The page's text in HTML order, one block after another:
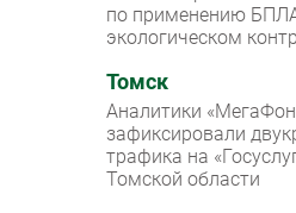
IT класс
Тестовый стенд
Каталог компаний
по применению
экологическом
Томск
Аналитики
зафиксировали
трафика на
Томской области